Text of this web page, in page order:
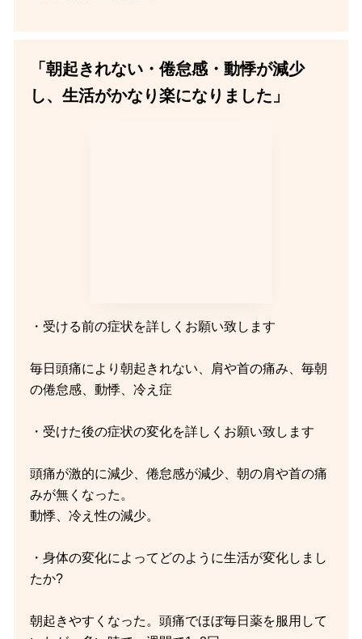
「朝起きれない・倦怠感・動悸が減少
し、生活がかなり楽になりました」
・受ける前の症状を詳しくお願い致します
毎日頭痛により朝起きれない、肩や首の痛み、毎朝
の倦怠感、動悸、冷え症
・受けた後の症状の変化を詳しくお願い致します
頭痛が激的に減少、倦怠感が減少、朝の肩や首の痛
みが無くなった。
動悸、冷え性の減少。
・身体の変化によってどのように生活が変化しまし
たか?
朝起きやすくなった。頭痛でほぼ毎日薬を服用して